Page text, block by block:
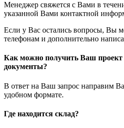
Менеджер свяжется с Вами в
указанной Вами контактной
Если у Вас остались вопросы, Вы
телефонам и дополнительно
Как можно получить Ваш проект
документы?
В ответ на Ваш запрос направим
удобном формате.
Где находится склад?